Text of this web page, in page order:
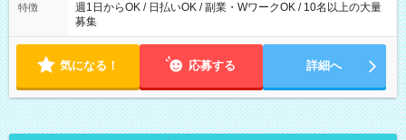
特徴
週1日からOK / 日払いOK / 副業・WワークOK / 10名以上の大量
募集
気になる！ 応募する 詳細へ